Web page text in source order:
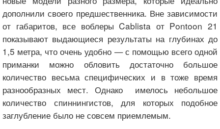
дополнили своего предшественника. Вне зависимости
от габаритов, все воблеры Cablista от Pontoon 21
показывают выдающиеся результаты на глубинах до
1,5 метра, что очень удобно — с помощью всего одной
приманки можно обловить достаточно большое
количество весьма специфических и в тоже время
разнообразных мест. Однако имелось небольшое
количество спиннингистов, для которых подобное
заглубление было не совсем приемлемым.